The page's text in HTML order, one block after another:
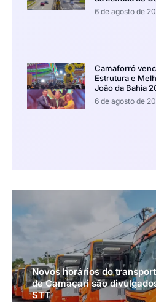
6 de agosto de
Camaforró
Estrutura e
João da Bahia
6 de agosto de
Novos horários do
de Camaçari são
STT